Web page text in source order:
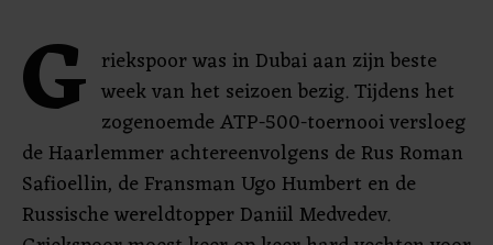
G riekspoor was in Dubai aan zijn beste
week van het seizoen bezig. Tijdens het
zogenoemde ATP-500-toernooi versloeg
de Haarlemmer achtereenvolgens de Rus Roman
Safioellin, de Fransman Ugo Humbert en de
Russische wereldtopper Daniil Medvedev.